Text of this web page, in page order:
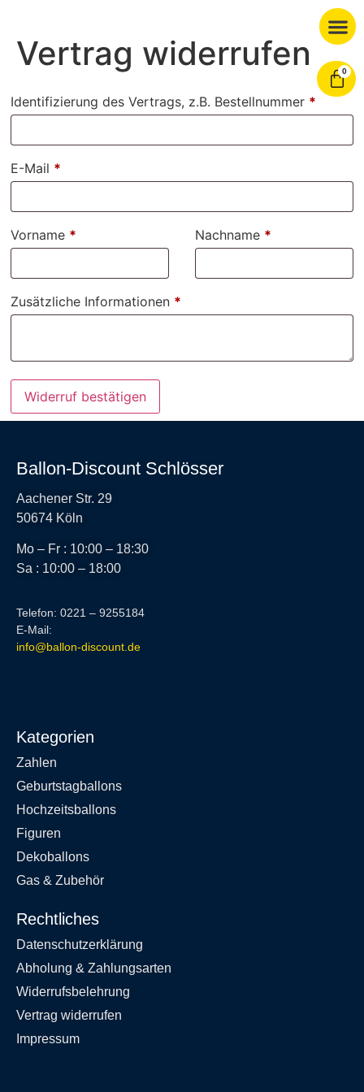
0
Vertrag widerrufen
Identifizierung des Vertrags, z.B. Bestellnummer *
E-Mail *
E-
Vorname * Nachname *
Zusätzliche Informationen *
Widerruf bestätigen
Ballon-Discount Schlösser
Aachener Str. 29
50674 Köln
Mo – Fr : 10:00 – 18:30
Sa : 10:00 – 18:00
Telefon: 0221 – 9255184
E-Mail:
info@ballon-discount.de
Kategorien
Zahlen
Geburtstagballons
Hochzeitsballons
Figuren
Dekoballons
Gas & Zubehör
Rechtliches
Datenschutzerklärung
Abholung & Zahlungsarten
Widerrufsbelehrung
Vertrag widerrufen
Impressum